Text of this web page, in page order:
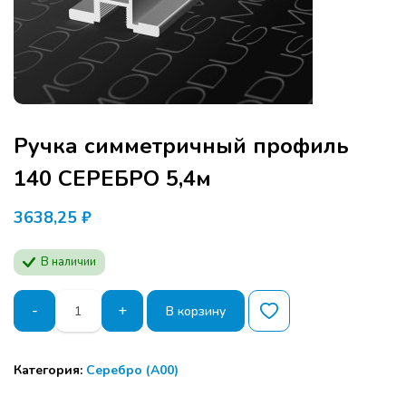
Ручка симметричный профиль
140 СЕРЕБРО 5,4м
3638,25 ₽
В наличии
-
Количество
товара
Ручка
профиль
+ В корзину
Категория: Серебро (А00)
Программа семинара расчитана для